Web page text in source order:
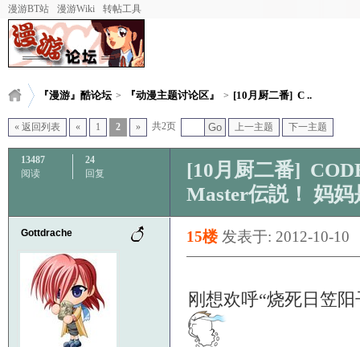
漫游BT站 漫游Wiki 转帖工具
『漫游』酷论坛 > 『动漫主题讨论区』 > [10月厨二番] C ..
« 返回列表 « 1 2 » 共2页 Go 上一主题 下一主题
13487
阅读
24
回复
[10月厨二番]
Master伝説！ 妈
Gottdrache 15楼 发表于: 2012-10-10
刚想欢呼“烧死日笠